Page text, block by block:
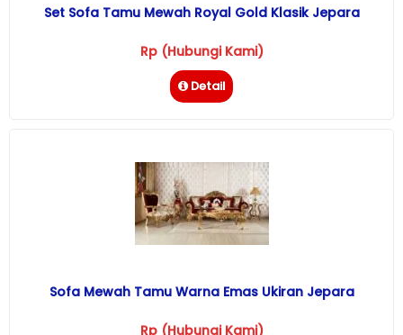
Set Sofa Tamu Mewah Royal Gold Klasik Jepara
Rp (Hubungi Kami)
Detail
Sofa Mewah Tamu Warna Emas Ukiran Jepara
Rp (Hubungi Kami)